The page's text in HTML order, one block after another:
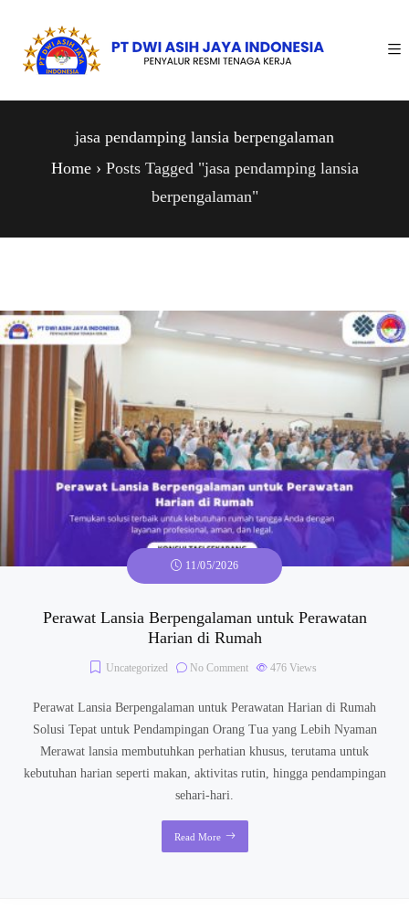
jasa pendamping lansia berpengalaman
Home› Posts Tagged "jasa pendamping lansia
berpengalaman"
11/05/2026
Perawat Lansia Berpengalaman untuk Perawatan
Harian di Rumah
Uncategorized No Comment 476 Views
Perawat Lansia Berpengalaman untuk Perawatan Harian di Rumah
Solusi Tepat untuk Pendampingan Orang Tua yang Lebih Nyaman
Merawat lansia membutuhkan perhatian khusus, terutama untuk
kebutuhan harian seperti makan, aktivitas rutin, hingga pendampingan
sehari-hari.
Read More